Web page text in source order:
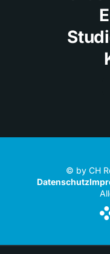
© by CH
Datenschutz